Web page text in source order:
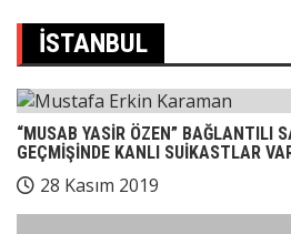
İSTANBUL
“MUSAB YASİR ÖZEN” BAĞLANTILI
GEÇMİŞİNDE KANLI SUİKASTLAR
28 Kasım 2019